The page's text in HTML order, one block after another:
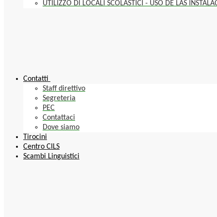
UTILIZZO DI LOCALI SCOLASTICI - USO DE LAS
Contatti
Staff direttivo
Segreteria
PEC
Contattaci
Dove siamo
Tirocini
Centro CILS
Scambi Linguistici